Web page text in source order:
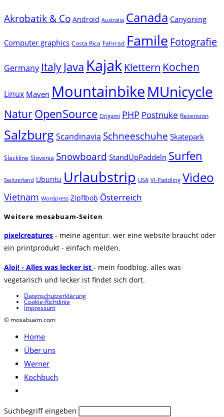
Akrobatik & Co Android Australia Canada Canyoning
Computer graphics Costa Rica Fahrrad Famile Fotografie
Germany Italy Java Kajak Klettern Kochen
Linux Maven MountainbikeMUnicycle
NaturOpenSource Origami PHP Postnuke Rezension
SalzburgScandinavia Schneeschuhe Skatepark
Slackline Slovenia Snowboard StandUpPaddeln Surfen
Switzerland Ubuntu Urlaubstrip USA VI-Paddling Video
Vietnam Wordpress Zipflbob Österreich
Weitere mosabuam-Seiten
pixelcreatures - meine agentur. wer eine website braucht oder
ein printprodukt - einfach melden.
Aloi! - Alles was lecker ist - mein foodblog. alles was
vegetarisch und lecker ist findet sich dort.
Datenschutzerklärung
Cookie-Richtlinie
Impressum
© mosabuam.com
Home
Über uns
Werner
Kochbuch
Diese
Suchbegriff eingeben